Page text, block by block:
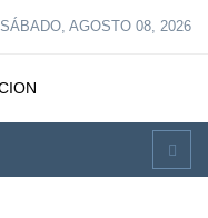
SÁBADO, AGOSTO 08, 2026